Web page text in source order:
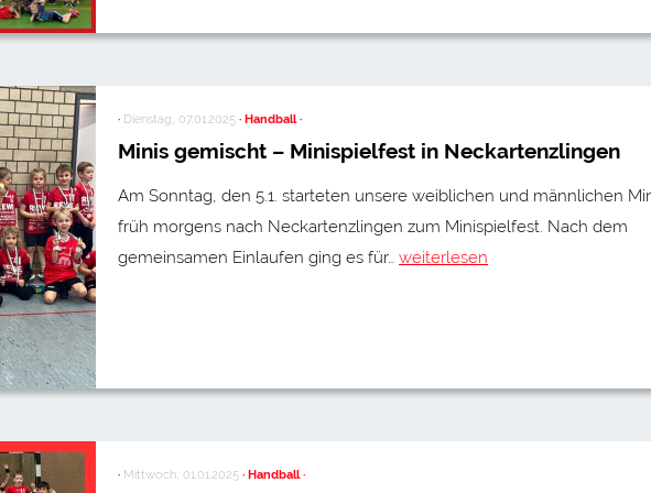
·Dienstag, 07.01.2025 · Handball ·
Minis gemischt – Minispielfest in Neckartenzlingen
Am Sonntag, den 5.1. starteten unsere weiblichen und männlichen
früh morgens nach Neckartenzlingen zum Minispielfest. Nach dem
gemeinsamen Einlaufen ging es für… weiterlesen
·Mittwoch, 01.01.2025 · Handball ·